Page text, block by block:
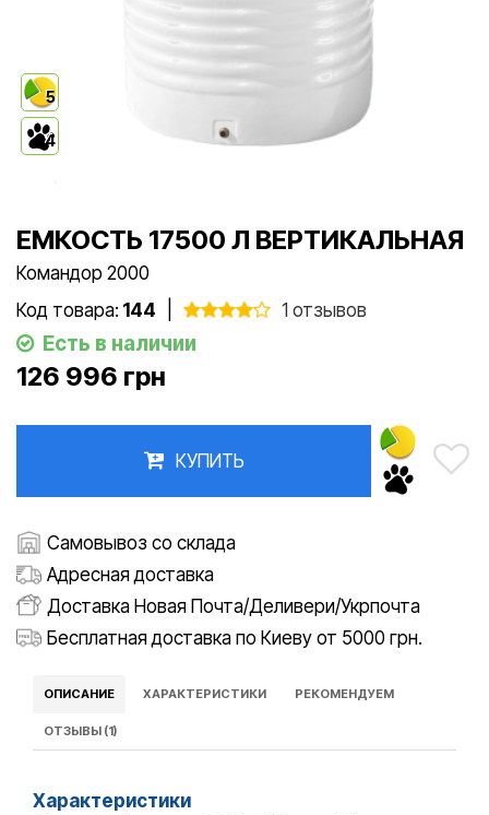
5
4
ЕМКОСТЬ 17500 Л ВЕРТИКАЛЬНАЯ
Командор 2000
Код товара: 144 1 отзывов
Есть в наличии
126 996 грн
КУПИТЬ
Самовывоз со склада
Адресная доставка
Доставка Новая Почта/Деливери/Укрпочта
Бесплатная доставка по Киеву от 5000 грн.
ОПИСАНИЕ ХАРАКТЕРИСТИКИ РЕКОМЕНДУЕМ
ОТЗЫВЫ (1)
Характеристики